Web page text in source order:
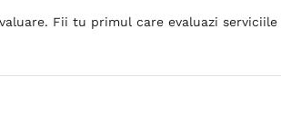
Fii tu primul care evaluazi serviciile